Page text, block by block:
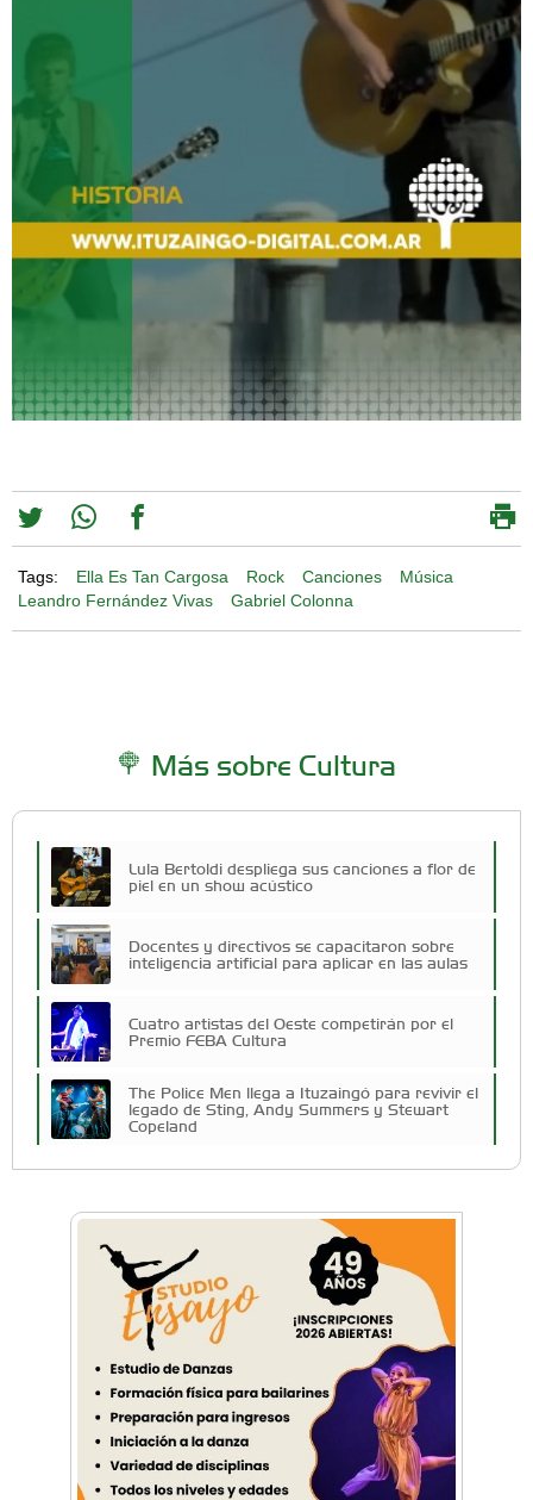
Tags: Ella Es Tan Cargosa Rock Canciones
Música
Leandro Fernández Vivas
Gabriel Colonna
Más sobre Cultura
Lula Bertoldi despliega sus canciones a flor de
piel en un show acústico
Docentes y directivos se capacitaron sobre
inteligencia artificial para aplicar en las aulas
Cuatro artistas del Oeste competirán por el
Premio FEBA Cultura
The Police Men llega a Ituzaingó para revivir el
legado de Sting, Andy Summers y Stewart
Copeland
La escuela De Pies a Cabeza presenta una
nueva edición de Invierno de Vacaciones
Vacaciones de Invierno en el aeródromo:
realizarán una Jornada de Puertas Abiertas
para descubrir una joya de la aviación
Vacaciones de Invierno: Ituzaingó propone dos
semanas ininterrumpidas de shows para los
más chicos
El folclore y las tradiciones reunieron a las
familias de Ituzaingó por el Día de la